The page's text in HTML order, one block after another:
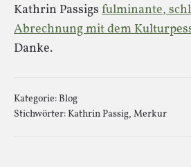
Kathrin Passigs fulminante,
Abrechnung mit dem
Danke.
Kategorie:Blog
Stichwörter:Kathrin Passig, Merkur